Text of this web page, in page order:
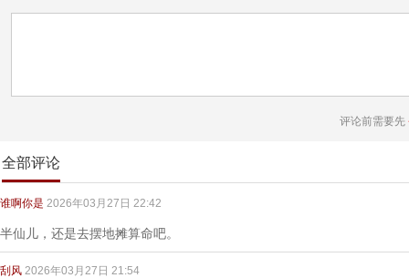
评论前需要先
全部评论
谁啊你是 2026年03月27日 22:42
半仙儿，还是去摆地摊算命吧。
刮风 2026年03月27日 21:54